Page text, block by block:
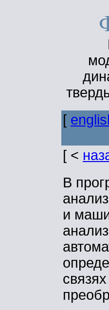
[
[ <
В
и